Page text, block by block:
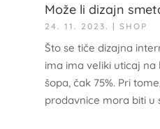
Može li dizajn
24. 11. 2023. | SHOP
Što se tiče dizajna
ima ima veliki uticaj
šopa, čak 75%. Pri
prodavnice mora biti u